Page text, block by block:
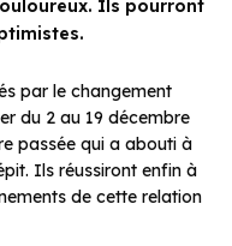
Ils pourront
par le changement
du 2 au 19 décembre
passée qui a abouti à
Ils réussiront enfin à
de cette relation